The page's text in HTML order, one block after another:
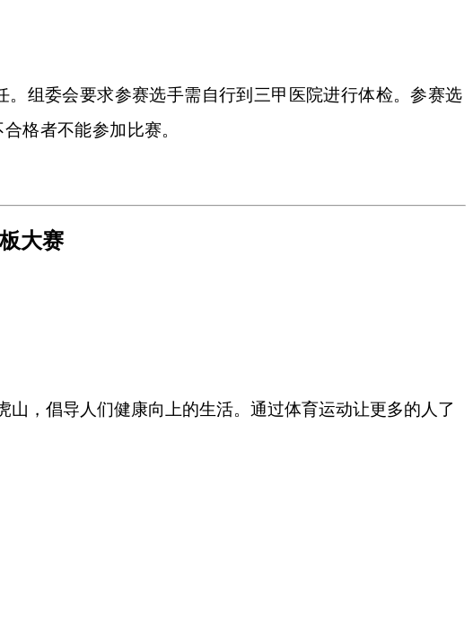
组委会要求参赛选手需自行到三甲医院进行体检。参赛选
格者不能参加比赛。
大赛
，倡导人们健康向上的生活。通过体育运动让更多的人了